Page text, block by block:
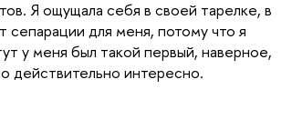
Я ощущала себя в своей тарелке, в
для меня, потому что я
у меня был такой первый, наверное,
действительно интересно.